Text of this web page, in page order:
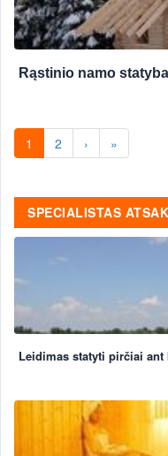
Rąstinio namo statyba
1 2 › »
SPECIALISTAS
Leidimas statyti pirčiai ant